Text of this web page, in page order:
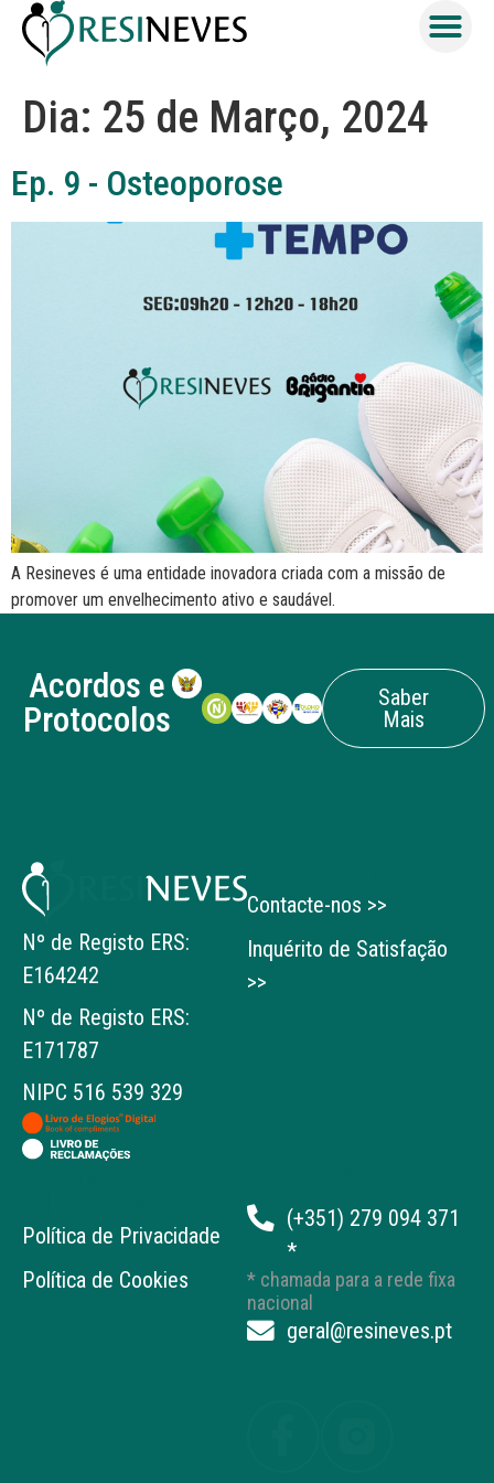
Dia: 25 de Março, 2024
Ep. 9 - Osteoporose
A Resineves é uma entidade inovadora criada com a missão de
promover um envelhecimento ativo e saudável.
Acordos e
Protocolos
Saber
Mais
Nº de Registo ERS:
E164242
Nº de Registo ERS:
E171787
NIPC 516 539 329
Contacte-nos >>
Inquérito de Satisfação
>>
Política de Privacidade
Política de Cookies
(+351) 279 094 371
*
* chamada para a rede fixa
nacional
geral@resineves.pt